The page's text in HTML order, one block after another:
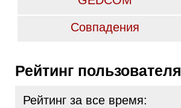
Совпадения
Рейтинг пользователя
Рейтинг за все время: